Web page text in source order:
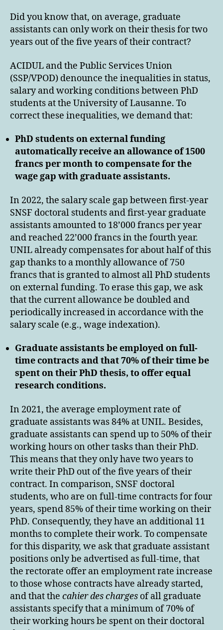
Did you know that, on average, graduate
assistants can only work on their thesis for two
years out of the five years of their contract?
ACIDUL and the Public Services Union
(SSP/VPOD) denounce the inequalities in status,
salary and working conditions between PhD
students at the University of Lausanne. To
correct these inequalities, we demand that:
PhD students on external funding
automatically receive an allowance of 1500
francs per month to compensate for the
wage gap with graduate assistants.
In 2022, the salary scale gap between first-year
SNSF doctoral students and first-year graduate
assistants amounted to 18’000 francs per year
and reached 22’000 francs in the fourth year.
UNIL already compensates for about half of this
gap thanks to a monthly allowance of 750
francs that is granted to almost all PhD students
on external funding. To erase this gap, we ask
that the current allowance be doubled and
periodically increased in accordance with the
salary scale (e.g., wage indexation).
Graduate assistants be employed on full-
time contracts and that 70% of their time be
spent on their PhD thesis, to offer equal
research conditions.
In 2021, the average employment rate of
graduate assistants was 84% at UNIL. Besides,
graduate assistants can spend up to 50% of their
working hours on other tasks than their PhD.
This means that they only have two years to
write their PhD out of the five years of their
contract. In comparison, SNSF doctoral
students, who are on full-time contracts for four
years, spend 85% of their time working on their
PhD. Consequently, they have an additional 11
months to complete their work. To compensate
for this disparity, we ask that graduate assistant
positions only be advertised as full-time, that
the rectorate offer an employment rate increase
to those whose contracts have already started,
and that the cahier des charges of all graduate
assistants specify that a minimum of 70% of
their working hours be spent on their doctoral